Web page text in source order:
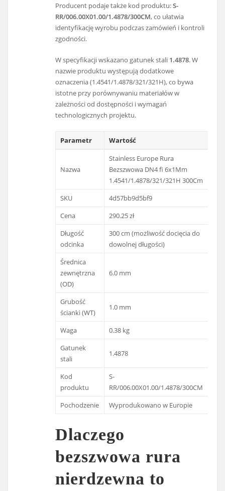
Producent podaje także kod produktu:S-
RR/006.00X01.00/1.4878/300CM, co ułatwia
identyfikację wyrobu podczas zamówień i kontroli
zgodności.
W specyfikacji wskazano gatunek stali 1.4878. W
nazwie produktu występują dodatkowe
oznaczenia (1.4541/1.4878/321/321H), co bywa
istotne przy porównywaniu materiałów w
zależności od dostępności i wymagań
technologicznych projektu.
Parametr Wartość
Nazwa
Stainless Europe Rura
Bezszwowa DN4 fi 6x1Mm
1.4541/1.4878/321/321H 300Cm
SKU
4d57bb9d5bf9
Cena
290.25 zł
Długość
odcinka
300 cm (możliwość docięcia do
dowolnej długości)
Średnica
zewnętrzna
(OD)
6.0 mm
Grubość
ścianki (WT)
1.0 mm
Waga
0.38 kg
Gatunek
stali
1.4878
Kod
produktu
S-
RR/006.00X01.00/1.4878/300CM
Pochodzenie
Wyprodukowano w Europie
Dlaczego
bezszwowa rura
nierdzewna to